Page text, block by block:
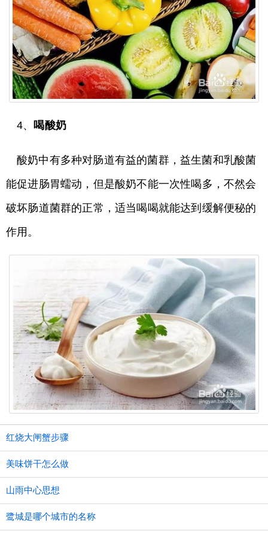
4、 喝酸奶
酸奶中有多种对肠道有益的菌群，益生菌和乳酸菌
能促进肠胃蠕动，但是酸奶不能一次性喝多，不然会
破坏肠道菌群的正常，适当喝喝就能达到缓解便秘的
作用。
红烧大闸蟹步骤
美味饼干怎么做
山雨中心思想
鹭城是哪个城市的名称